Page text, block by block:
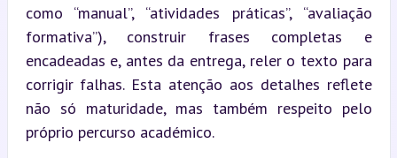
como “manual”, “atividades práticas”, “avaliação
formativa”), construir frases completas e
encadeadas e, antes da entrega, reler o texto para
corrigir falhas. Esta atenção aos detalhes reflete
não só maturidade, mas também respeito pelo
próprio percurso académico.